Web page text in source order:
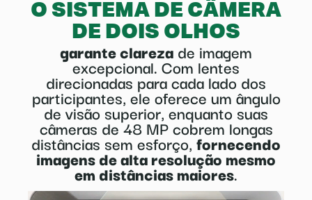
O SISTEMA DE CÂMERA
DE DOIS OLHOS
garante clarezade imagem
excepcional. Com lentes
direcionadas para cada lado dos
participantes, ele oferece um ângulo
de visão superior, enquanto suas
câmeras de 48 MP cobrem longas
distâncias sem esforço,fornecendo
imagens de alta resolução mesmo
em distâncias maiores.